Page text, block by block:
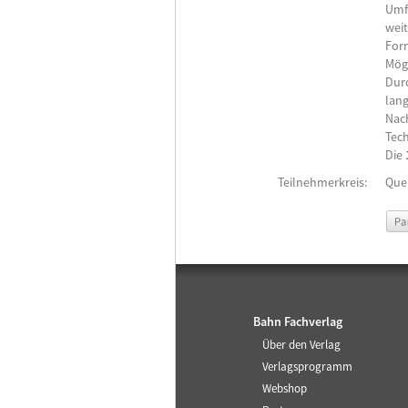
Die
Teilnehmerkreis:
Bahn Fachverlag
Über den Verlag
Verlagsprogramm
Webshop